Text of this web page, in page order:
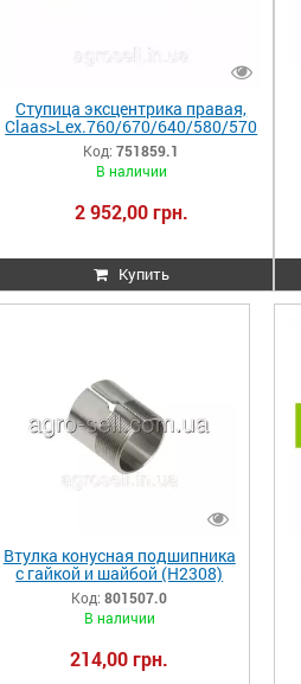
Ступица эксцентрика правая,
Claas>Lex.760/670/640/580/570
/480 751859.1 751859
0007518591
Код: 751859.1
В наличии
2 952,00 грн.
Купить
Втулка конусная подшипника
с гайкой и шайбой (H2308)
Claas 801507.0 801507
000801507
Код: 801507.0
В наличии
214,00 грн.